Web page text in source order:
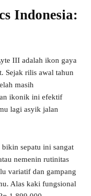
Indonesia:
III adalah ikon gaya
Sejak rilis awal tahun
masih
ikonik ini efektif
lagi asyik jalan
sepatu ini sangat
nemenin rutinitas
variatif dan gampang
Alas kaki fungsional